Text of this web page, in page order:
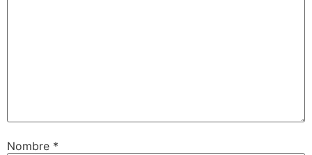
Nombre *